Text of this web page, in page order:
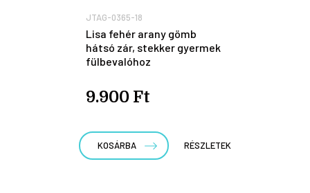
JTAG-0365-18
Lisa fehér arany gömb
hátsó zár, stekker gyermek
fülbevalóhoz
9.900 Ft
KOSÁRBA RÉSZLETEK